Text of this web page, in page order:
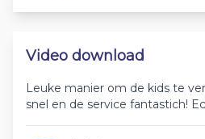
Video download
Leuke manier om de kids te
snel en de service fantastich!